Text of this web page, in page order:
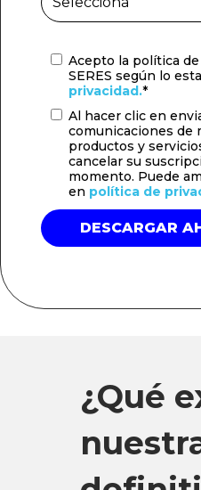
Acepto la política
SERES según lo
privacidad.*
Al hacer clic en
comunicaciones de
productos y
cancelar su
momento. Puede
en política de
¿Qué